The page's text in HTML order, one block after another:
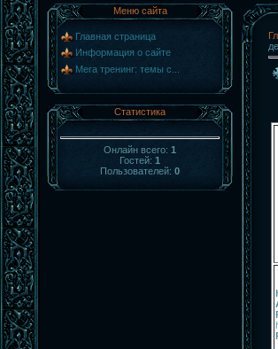
Меню сайта
Главная страница
Информация о сайте
Мега тренинг: темы с...
Статистика
Онлайн всего: 1
Гостей: 1
Пользователей: 0